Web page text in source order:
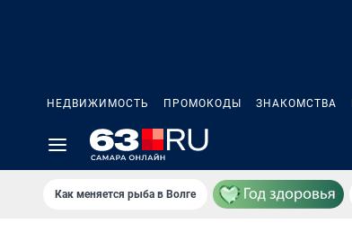
НЕДВИЖИМОСТЬ ПРОМОКОДЫ ЗНАКОМСТВА
Как меняется рыба в Волге